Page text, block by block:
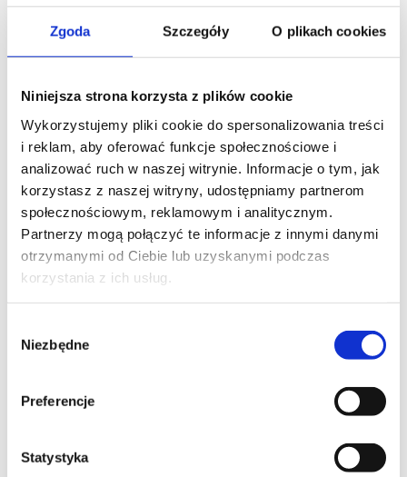
Zgoda Szczegóły O plikach cookies
Niniejsza strona korzysta z plików cookie
Wykorzystujemy pliki cookie do spersonalizowania treści
i reklam, aby oferować funkcje społecznościowe i
analizować ruch w naszej witrynie. Informacje o tym, jak
korzystasz z naszej witryny, udostępniamy partnerom
społecznościowym, reklamowym i analitycznym.
Partnerzy mogą połączyć te informacje z innymi danymi
otrzymanymi od Ciebie lub uzyskanymi podczas
korzystania z ich usług.
zgody
Niezbędne
Preferencje
Statystyka
espresso na indukcję, na 6
473,00ZŁ
DODAJ DO KOSZYKA
espresso, na 9 filiżanek,
473,00ZŁ
DODAJ DO KOSZYKA
espresso, na 1 filiżankę
Mazagran- karafka do kawy
DOWIEDZ SIĘ WIĘCEJ